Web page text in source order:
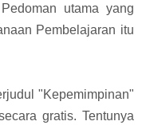
utama yang
Pembelajaran itu
"Kepemimpinan"
gratis. Tentunya